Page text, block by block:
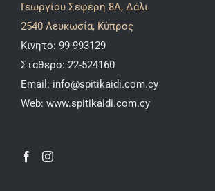
Γεωργίου Σεφέρη 8A, Δάλι
2540 Λευκωσία, Κύπρος
Κινητό: 99-993129
Σταθερό: 22-524160
Email: info@spitikaidi.com.cy
Web: www.spitikaidi.com.cy